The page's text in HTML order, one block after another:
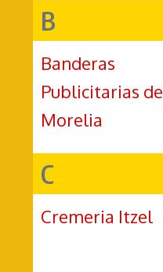
B
Banderas
Publicitarias de
Morelia
C
Cremeria Itzel